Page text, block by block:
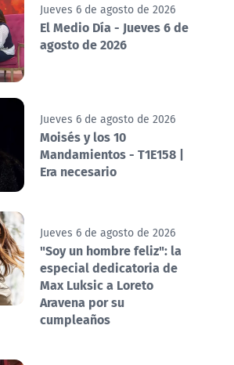
Jueves 6 de agosto de 2026
El Medio Día - Jueves 6 de
agosto de 2026
Jueves 6 de agosto de 2026
Moisés y los 10
Mandamientos - T1E158 |
Era necesario
Jueves 6 de agosto de 2026
"Soy un hombre feliz": la
especial dedicatoria de
Max Luksic a Loreto
Aravena por su
cumpleaños